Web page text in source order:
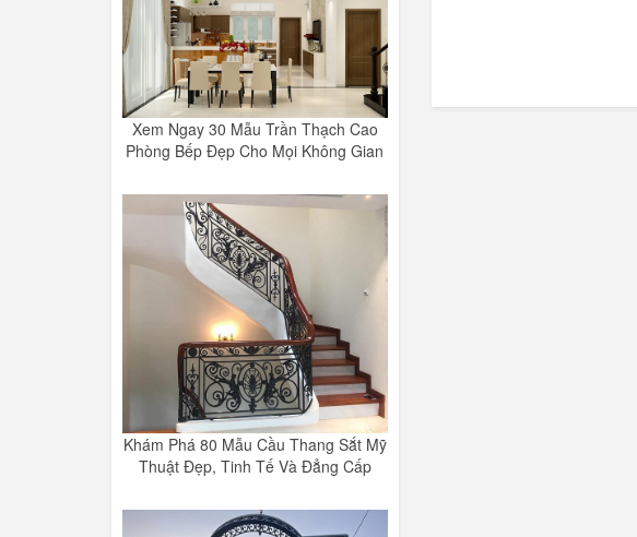
Xem Ngay 30 Mẫu Trần Thạch Cao
Phòng Bếp Đẹp Cho Mọi Không Gian
Khám Phá 80 Mẫu Cầu Thang Sắt Mỹ
Thuật Đẹp, Tinh Tế Và Đẳng Cấp